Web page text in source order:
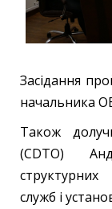
Засідання
начальника
Також
(CDTO)
служб і